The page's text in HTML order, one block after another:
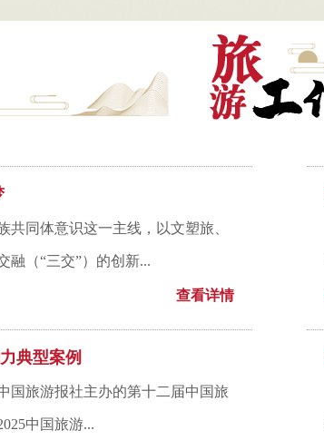
同体意识这一主线，以文塑旅、
融（“三交”）的创新...
查看详情
典型案例
国旅游报社主办的第十二届中国旅
中国旅游...